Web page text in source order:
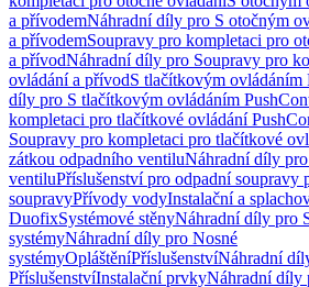
a přívodemNáhradní díly pro S otočným
a přívodemSoupravy pro kompletaci pro
a přívodNáhradní díly pro Soupravy pro
ovládání a přívodS tlačítkovým ovládáním
díly pro S tlačítkovým ovládáním
kompletaci pro tlačítkové ovládání
Soupravy pro kompletaci pro tlačítkové
zátkou odpadního ventiluNáhradní díly
ventiluPříslušenství pro odpadní soupravy
soupravyPřívody vodyInstalační a
DuofixSystémové stěnyNáhradní díly pro
systémyNáhradní díly pro Nosné
systémyOpláštěníPříslušenstvíNáhradní
PříslušenstvíInstalační prvkyNáhradní díly